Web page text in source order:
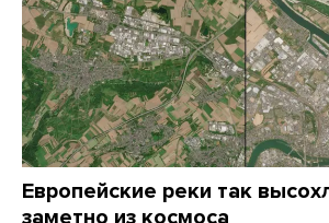
Европейские реки так
заметно из космоса